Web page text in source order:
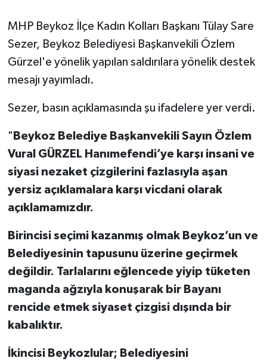
MHP Beykoz İlçe Kadın Kolları Başkanı Tülay Sare
Sezer, Beykoz Belediyesi Başkanvekili Özlem
Gürzel'e yönelik yapılan saldırılara yönelik destek
mesajı yayımladı.
Sezer, basın açıklamasında şu ifadelere yer verdi.
" Beykoz Belediye Başkanvekili Sayın Özlem
Vural GÜRZEL Hanımefendi’ye karşı insani ve
siyasi nezaket çizgilerini fazlasıyla aşan
yersiz açıklamalara karşı vicdani olarak
açıklamamızdır.
Birincisi seçimi kazanmış olmak Beykoz’un ve
Belediyesinin tapusunu üzerine geçirmek
değildir. Tarlalarını eğlencede yiyip tüketen
maganda ağzıyla konuşarak bir Bayanı
rencide etmek siyaset çizgisi dışında bir
kabalıktır.
İkincisi Beykozlular; Belediyesini